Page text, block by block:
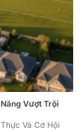
Vượt Trội
Và Cơ Hội